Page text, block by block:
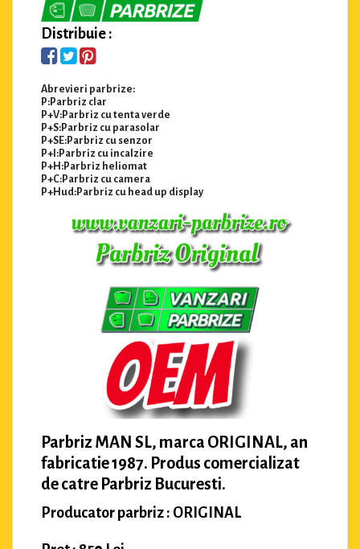
Distribuie :
Abrevieri parbrize:
P:Parbriz clar
P+V:Parbriz cu tenta verde
P+S:Parbriz cu parasolar
P+SE:Parbriz cu senzor
P+I:Parbriz cu incalzire
P+H:Parbriz heliomat
P+C:Parbriz cu camera
P+Hud:Parbriz cu head up display
Parbriz MAN SL, marca ORIGINAL, an
fabricatie 1987. Produs comercializat
de catre Parbriz Bucuresti.
Producator parbriz : ORIGINAL